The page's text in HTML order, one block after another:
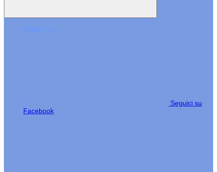
Seguici su
Seguici su
Facebook